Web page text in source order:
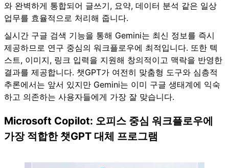
와 완벽하게 통합되어 글쓰기, 요약, 데이터 분석 같은 일상
업무를 효율적으로 처리해 줍니다.
실시간 구글 검색 기능을 통해 Gemini는 최신 정보를 즉시
제공하므로 연구 중심의 워크플로우에 최적입니다. 또한 텍
스트, 이미지, 링크 입력을 지원해 창의적이고 맥락을 반영한
결과를 제공합니다. 챗GPT가 여전히 맞춤형 도구와 심층적
추론에서는 앞서 있지만 Gemini는 이미 구글 생태계에 익숙
하고 의존하는 사용자들에게 가장 잘 맞습니다.
Microsoft Copilot: 오피스 중심 워크플로우에
가장 적합한 챗GPT 대체 프로그램